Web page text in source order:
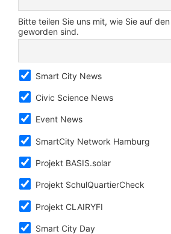
Bitte teilen Sie uns mit, wie Sie auf
geworden sind.
Smart City News
Civic Science News
Event News
SmartCity Network Hamburg
Projekt BASIS.solar
Projekt SchulQuartierCheck
Projekt CLAIRYFI
Smart City Day